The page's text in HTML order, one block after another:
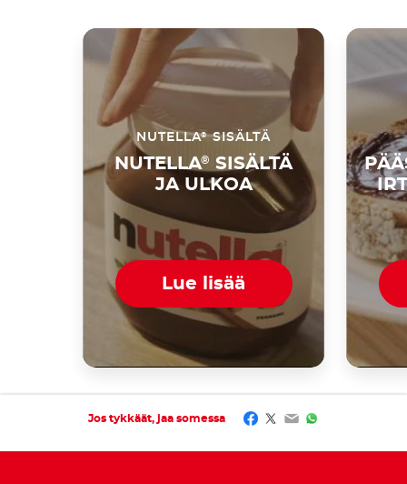
NUTELLA®SISÄLTÄ
NUTELLA® SISÄLTÄ
JA ULKOA
Lue lisää
Jos tykkäät, jaa somessa Facebook
Twitter
EmailWhatsApp